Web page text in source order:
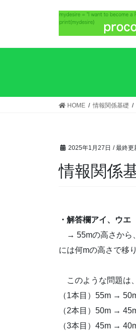
HOME 情報関係基礎
2025年1月27日 / 最終更
情報関係
・解答欄アイ、ウエ
→ 55mの高さから
には何mの高さで移
このような問題は
（1本目）55m →
（2本目）50m →
（3本目）45m →